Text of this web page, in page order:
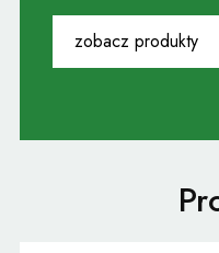
zobacz produkty